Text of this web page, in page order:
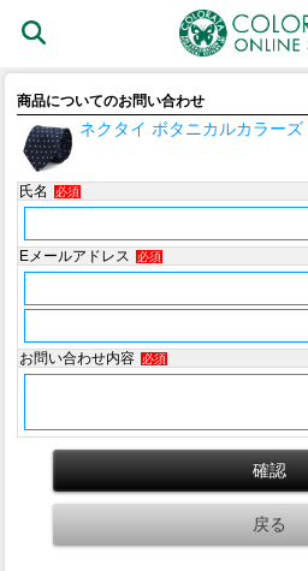
商品についてのお問い合わせ
ネクタイ ボタニカルカラー
氏名 必須
Eメールアドレス 必須
お問い合わせ内容 必須